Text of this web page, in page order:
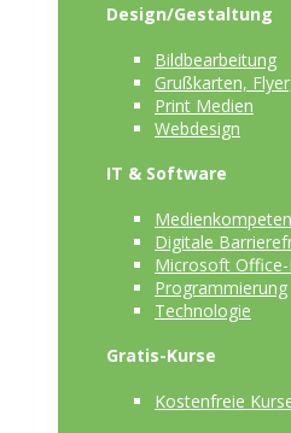
Design/Gestaltung
Bildbearbeitung
Grußkarten,
Print Medien
Webdesign
IT & Software
Digitale
Microsoft
Programmierung
Technologie
Gratis-Kurse
Kostenfreie